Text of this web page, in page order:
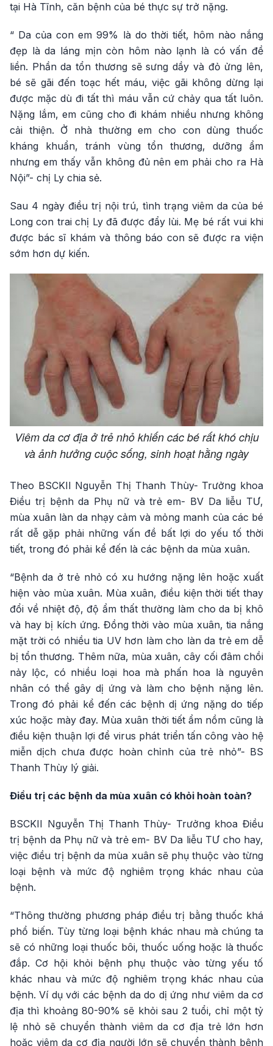
tại Hà Tĩnh, căn bệnh của bé thực sự trở nặng.
“ Da của con em 99% là do thời tiết, hôm nào nắng
đẹp là da láng mịn còn hôm nào lạnh là có vấn đề
liền. Phần da tổn thương sẽ sưng dầy và đỏ ửng lên,
bé sẽ gãi đến toạc hết máu, việc gãi không dừng lại
được mặc dù đi tất thì máu vẫn cứ chảy qua tất luôn.
Nặng lắm, em cũng cho đi khám nhiều nhưng không
cải thiện. Ở nhà thường em cho con dùng thuốc
kháng khuẩn, tránh vùng tổn thương, dưỡng ẩm
nhưng em thấy vẫn không đủ nên em phải cho ra Hà
Nội”- chị Ly chia sẻ.
Sau 4 ngày điều trị nội trú, tình trạng viêm da của bé
Long con trai chị Ly đã được đẩy lùi. Mẹ bé rất vui khi
được bác sĩ khám và thông báo con sẽ được ra viện
sớm hơn dự kiến.
Viêm da cơ địa ở trẻ nhỏ khiến các bé rất khó chịu
và ảnh hưởng cuộc sống, sinh hoạt hằng ngày
Theo BSCKII Nguyễn Thị Thanh Thùy- Trưởng khoa
Điều trị bệnh da Phụ nữ và trẻ em- BV Da liễu TƯ,
mùa xuân làn da nhạy cảm và mỏng manh của các bé
rất dễ gặp phải những vấn đề bất lợi do yếu tố thời
tiết, trong đó phải kể đến là các bệnh da mùa xuân.
“Bệnh da ở trẻ nhỏ có xu hướng nặng lên hoặc xuất
hiện vào mùa xuân. Mùa xuân, điều kiện thời tiết thay
đổi về nhiệt độ, độ ẩm thất thường làm cho da bị khô
và hay bị kích ứng. Đồng thời vào mùa xuân, tia nắng
mặt trời có nhiều tia UV hơn làm cho làn da trẻ em dễ
bị tổn thương. Thêm nữa, mùa xuân, cây cối đâm chồi
nảy lộc, có nhiều loại hoa mà phấn hoa là nguyên
nhân có thể gây dị ứng và làm cho bệnh nặng lên.
Trong đó phải kể đến các bệnh dị ứng nặng do tiếp
xúc hoặc mày đay. Mùa xuân thời tiết ẩm nồm cũng là
điều kiện thuận lợi để virus phát triển tấn công vào hệ
miễn dịch chưa được hoàn chỉnh của trẻ nhỏ”- BS
Thanh Thùy lý giải.
Điều trị các bệnh da mùa xuân có khỏi hoàn toàn?
BSCKII Nguyễn Thị Thanh Thùy- Trưởng khoa Điều
trị bệnh da Phụ nữ và trẻ em- BV Da liễu TƯ cho hay,
việc điều trị bệnh da mùa xuân sẽ phụ thuộc vào từng
loại bệnh và mức độ nghiêm trọng khác nhau của
bệnh.
“Thông thường phương pháp điều trị bằng thuốc khá
phổ biến. Tùy từng loại bệnh khác nhau mà chúng ta
sẽ có những loại thuốc bôi, thuốc uống hoặc là thuốc
đắp. Cơ hội khỏi bệnh phụ thuộc vào từng yếu tố
khác nhau và mức độ nghiêm trọng khác nhau của
bệnh. Ví dụ với các bệnh da do dị ứng như viêm da cơ
địa thì khoảng 80-90% sẽ khỏi sau 2 tuổi, chỉ một tỷ
lệ nhỏ sẽ chuyển thành viêm da cơ địa trẻ lớn hơn
hoặc viêm da cơ địa người lớn sẽ chuyển thành bệnh